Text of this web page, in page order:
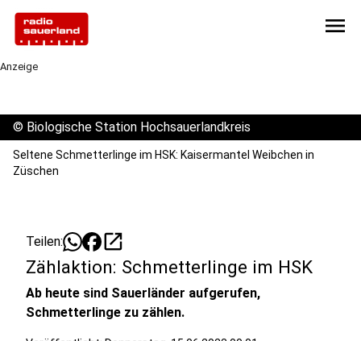
menu
Anzeige
© Biologische Station Hochsauerlandkreis
Seltene Schmetterlinge im HSK: Kaisermantel Weibchen in
Züschen
Teilen: open_in_new
Zählaktion: Schmetterlinge im HSK
Ab heute sind Sauerländer aufgerufen,
Schmetterlinge zu zählen.